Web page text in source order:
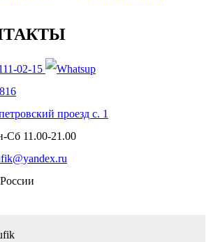
02-15
проезд с. 1
Сб 11.00-21.00